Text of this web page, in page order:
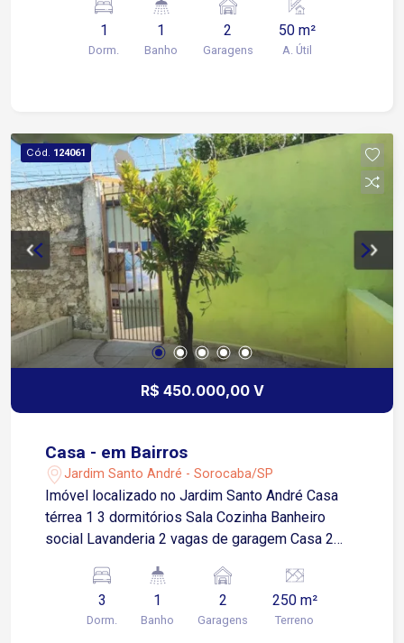
1
Dorm.
1
Banho
2
Garagens
50 m²
A. Útil
Cód. 124061
R$ 450.000,00 V
Casa - em Bairros
Jardim Santo André - Sorocaba/SP
Imóvel localizado no Jardim Santo André Casa
térrea 1 3 dormitórios Sala Cozinha Banheiro
social Lavanderia 2 vagas de garagem Casa 2
dormitórios Sala de estar Cozinha 2 banheiros
Lavanderia Garagem para 2 carros
3
Dorm.
1
Banho
2
Garagens
250 m²
Terreno